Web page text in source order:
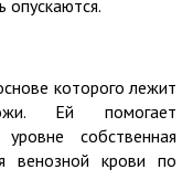
опускаются.
которого лежит
Ей помогает
собственная
венозной крови по